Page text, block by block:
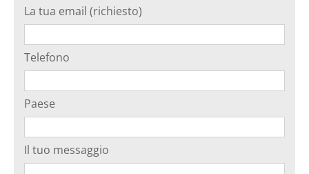
La tua email (richiesto)
Telefono
Paese
Il tuo messaggio